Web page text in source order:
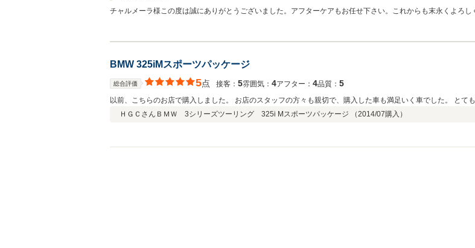
チャルメーラ様この度は誠にありがとうございました。アフターケアもお任せ下さい。これからも末永くよろし
BMW 325iMスポーツパッケージ
総合評価 5点 接客： 5雰囲気： 4アフター： 4品質： 5
以前、こちらのお店で購入しました。 お店のスタッフの方々も親切で、購入した車も満足いく車でした。 とて
ＨＧＣさん ＢＭＷ 3シリーズツーリング 325i Mスポーツパッケージ （2014/07購入）